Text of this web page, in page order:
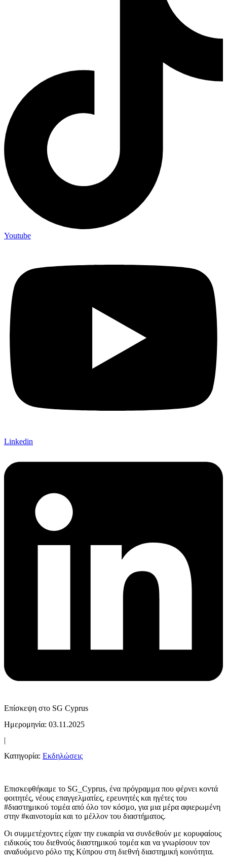
Youtube
Linkedin
Επίσκεψη στο SG Cyprus
Ημερομηνία: 03.11.2025
|
Κατηγορία: Εκδηλώσεις
Επισκεφθήκαμε το SG_Cyprus, ένα πρόγραμμα που φέρνει κοντά
φοιτητές, νέους επαγγελματίες, ερευνητές και ηγέτες του
#διαστημικού τομέα από όλο τον κόσμο, για μια μέρα αφιερωμένη
στην #καινοτομία και το μέλλον του διαστήματος.
Οι συμμετέχοντες είχαν την ευκαιρία να συνδεθούν με κορυφαίους
ειδικούς του διεθνούς διαστημικού τομέα και να γνωρίσουν τον
αναδυόμενο ρόλο της Κύπρου στη διεθνή διαστημική κοινότητα.